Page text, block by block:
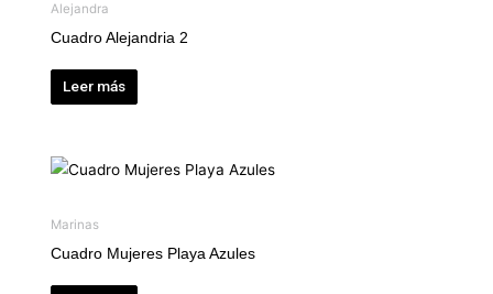
Alejandra
Cuadro Alejandria 2
Leer más
Marinas
Cuadro Mujeres Playa Azules